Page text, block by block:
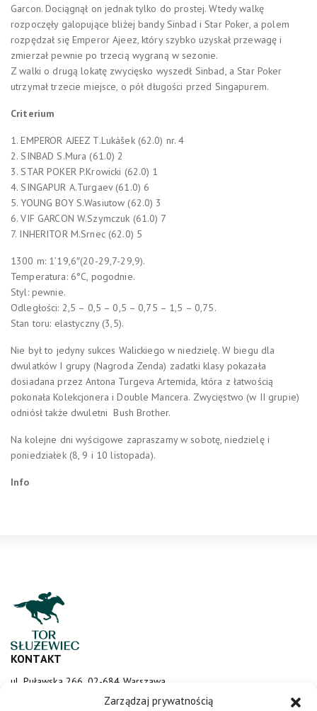
Zarządzaj prywatnością
Garcon. Dociągnął on jednak tylko do prostej. Wtedy walkę
rozpoczęły galopujące bliżej bandy Sinbad i Star Poker, a polem
rozpędzał się Emperor Ajeez, który szybko uzyskał przewagę i
zmierzał pewnie po trzecią wygraną w sezonie.
Z walki o drugą lokatę zwycięsko wyszedł Sinbad, a Star Poker
utrzymał trzecie miejsce, o pół długości przed Singapurem.
Criterium
1. EMPEROR AJEEZ T.Lukášek (62.0) nr. 4
2. SINBAD S.Mura (61.0) 2
3. STAR POKER P.Krowicki (62.0) 1
4. SINGAPUR A.Turgaev (61.0) 6
5. YOUNG BOY S.Wasiutow (62.0) 3
6. VIF GARCON W.Szymczuk (61.0) 7
7. INHERITOR M.Srnec (62.0) 5
1300 m: 1’19,6″(20-29,7-29,9).
Temperatura: 6°C, pogodnie.
Styl: pewnie.
Odległości: 2,5 – 0,5 – 0,5 – 0,75 – 1,5 – 0,75.
Stan toru: elastyczny (3,5).
Nie był to jedyny sukces Walickiego w niedzielę. W biegu dla
dwulatków I grupy (Nagroda Zenda) zadatki klasy pokazała
dosiadana przez Antona Turgeva Artemida, która z łatwością
pokonała Kolekcjonera i Double Mancera. Zwycięstwo (w II grupie)
odniósł także dwuletni Bush Brother.
Na kolejne dni wyścigowe zapraszamy w sobotę, niedzielę i
poniedziałek (8, 9 i 10 listopada).
Info
KONTAKT
ul. Puławska 266, 02-684 Warszawa
sluzewiec@totalizator.pl